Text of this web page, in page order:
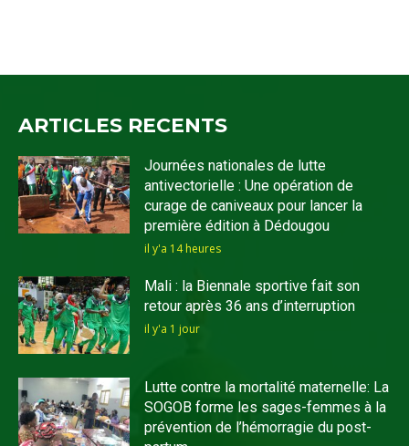
ARTICLES RECENTS
Journées nationales de lutte
antivectorielle : Une opération de
curage de caniveaux pour lancer la
première édition à Dédougou
il y'a 14 heures
Mali : la Biennale sportive fait son
retour après 36 ans d’interruption
il y'a 1 jour
Lutte contre la mortalité maternelle: La
SOGOB forme les sages-femmes à la
prévention de l’hémorragie du post-